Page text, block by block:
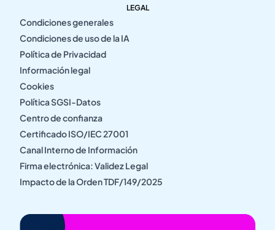
LEGAL
Condiciones generales
Condiciones de uso de la IA
Política de Privacidad
Información legal
Cookies
Política SGSI-Datos
Centro de confianza
Certificado ISO/IEC 27001
Canal Interno de Información
Firma electrónica: Validez Legal
Impacto de la Orden TDF/149/2025